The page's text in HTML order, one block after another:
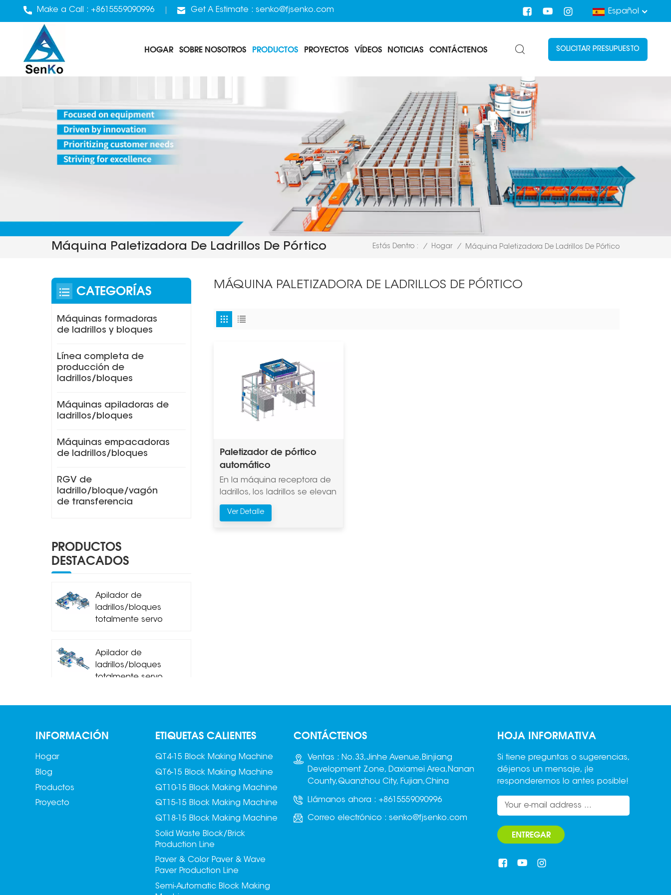
Make a Call : +8615559090996 Get A Estimate : senko@fjsenko.com Español
HOGAR SOBRE NOSOTROS PRODUCTOS PROYECTOS VÍDEOS NOTICIAS CONTÁCTENOS SOLICITAR PRESUPUESTO
Máquina Paletizadora De Ladrillos De Pórtico Estás Dentro : / Hogar / Máquina Paletizadora De Ladrillos De Pórtico
MÁQUINA PALETIZADORA DE LADRILLOS DE PÓRTICO
Paletizador de pórtico
automático
En la máquina receptora de
ladrillos, los ladrillos se elevan
y se apilan en el lado
izquierdo hasta alcanzar el
Ver Detalle
CATEGORÍAS
Máquinas formadoras
de ladrillos y bloques
Línea completa de
producción de
ladrillos/bloques
Máquinas apiladoras de
ladrillos/bloques
Máquinas empacadoras
de ladrillos/bloques
RGV de
ladrillo/bloque/vagón
de transferencia
PRODUCTOS
DESTACADOS
Apilador de
ladrillos/bloques
totalmente servo
Apilador de
ladrillos/bloques
totalmente servo
totalmente servo
INFORMACIÓN
Hogar
Blog
Productos
Proyecto
ETIQUETAS CALIENTES
QT4-15 Block Making Machine
QT6-15 Block Making Machine
QT10-15 Block Making Machine
QT15-15 Block Making Machine
QT18-15 Block Making Machine
Solid Waste Block/Brick
Production Line
Paver & Color Paver & Wave
Paver Production Line
Semi-Automatic Block Making
CONTÁCTENOS
Ventas : No.33,Jinhe Avenue,Binjiang
Development Zone, Daxiamei Area,Nanan
County,Quanzhou City, Fujian,China
Llámanos ahora : +8615559090996
Correo electrónico : senko@fjsenko.com
HOJA INFORMATIVA
Si tiene preguntas o sugerencias,
déjenos un mensaje, ¡le
responderemos lo antes posible!
ENTREGAR